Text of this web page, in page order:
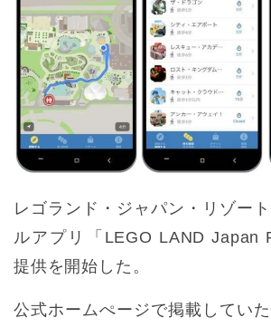
レゴランド・ジャパン・リゾー
ルアプリ「LEGO LAND Japan
提供を開始した。
公式ホームぺージで掲載してい